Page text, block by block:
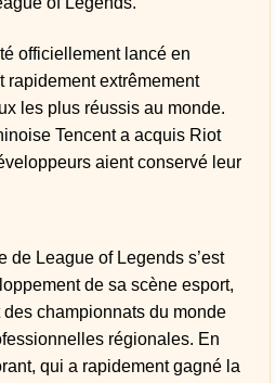
officiellement lancé en
rapidement extrêmement
les plus réussis au monde.
Tencent a acquis Riot
aient conservé leur
de League of Legends s’est
de sa scène esport,
championnats du monde
régionales. En
qui a rapidement gagné la